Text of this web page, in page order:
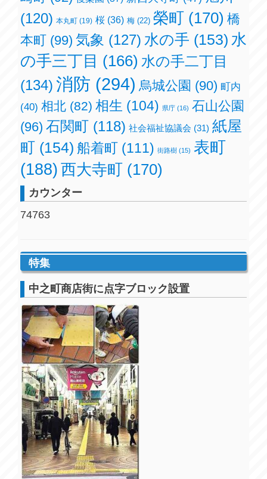
(120) 本丸町(19) 桜(36) 梅(22) 榮町 (170) 橋
本町(99) 気象 (127) 水の手 (153) 水
の手三丁目 (166) 水の手二丁目
(134) 消防 (294) 烏城公園 (90) 町内
(40) 相北(82) 相生 (104) 県庁(16) 石山公園
(96) 石関町(118) 社会福祉協議会 (31) 紙屋
町(154) 船着町(111) 街路樹(15) 表町
(188) 西大寺町 (170)
カウンター
74763
特集
中之町商店街に点字ブロック設置